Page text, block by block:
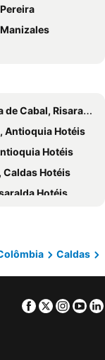
Risaralda Hotéis
Antioquia Hotéis
Hotéis
Caldas Hotéis
Hotéis
Hotéis
Providencia and Santa Catalina Hotéis
Magdalena Hotéis
Caldas
Facebook
Twitter